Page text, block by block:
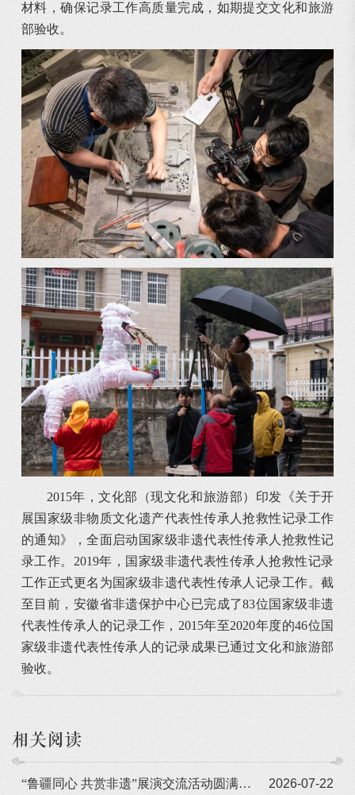
材料，确保记录工作高质量完成，如期提交文化和旅游
部验收。
2015年，文化部（现文化和旅游部）印发《关于开
展国家级非物质文化遗产代表性传承人抢救性记录工作
的通知》，全面启动国家级非遗代表性传承人抢救性记
录工作。2019年，国家级非遗代表性传承人抢救性记录
工作正式更名为国家级非遗代表性传承人记录工作。截
至目前，安徽省非遗保护中心已完成了83位国家级非遗
代表性传承人的记录工作，2015年至2020年度的46位国
家级非遗代表性传承人的记录成果已通过文化和旅游部
验收。
相关阅读
2026-07-22
“鲁疆同心 共赏非遗”展演交流活动圆满闭幕